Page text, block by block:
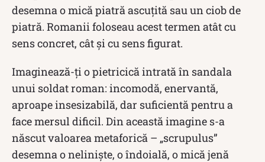
desemna o mică piatră ascuțită sau un ciob de
piatră. Romanii foloseau acest termen atât cu
sens concret, cât și cu sens figurat.
Imaginează-ți o pietricică intrată în sandala
unui soldat roman: incomodă, enervantă,
aproape insesizabilă, dar suficientă pentru a
face mersul dificil. Din această imagine s-a
născut valoarea metaforică – „scrupulus”
desemna o neliniște, o îndoială, o mică jenă